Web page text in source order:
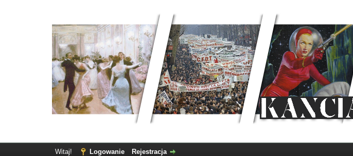
Witaj! Logowanie Rejestracja